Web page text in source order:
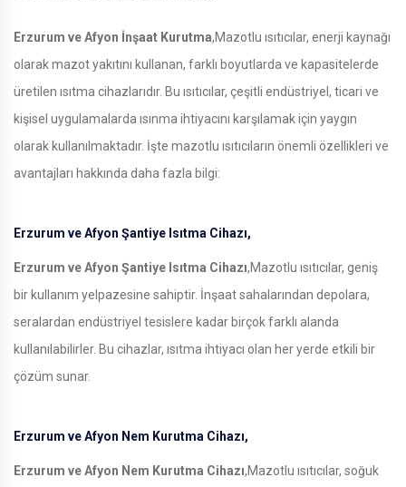
Erzurum ve Afyon İnşaat Kurutma,Mazotlu ısıtıcılar, enerji kaynağı
olarak mazot yakıtını kullanan, farklı boyutlarda ve kapasitelerde
üretilen ısıtma cihazlarıdır. Bu ısıtıcılar, çeşitli endüstriyel, ticari ve
kişisel uygulamalarda ısınma ihtiyacını karşılamak için yaygın
olarak kullanılmaktadır. İşte mazotlu ısıtıcıların önemli özellikleri ve
avantajları hakkında daha fazla bilgi:
Erzurum ve Afyon Şantiye Isıtma Cihazı,
Erzurum ve Afyon Şantiye Isıtma Cihazı,Mazotlu ısıtıcılar, geniş
bir kullanım yelpazesine sahiptir. İnşaat sahalarından depolara,
seralardan endüstriyel tesislere kadar birçok farklı alanda
kullanılabilirler. Bu cihazlar, ısıtma ihtiyacı olan her yerde etkili bir
çözüm sunar.
Erzurum ve Afyon Nem Kurutma Cihazı,
Erzurum ve Afyon Nem Kurutma Cihazı,Mazotlu ısıtıcılar, soğuk